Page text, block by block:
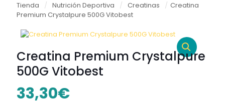
Tienda / Nutrición Deportiva / Creatinas / Creatina
Premium Crystalpure 500G Vitobest
Creatina Premium Crystalpure
500G Vitobest
33,30€